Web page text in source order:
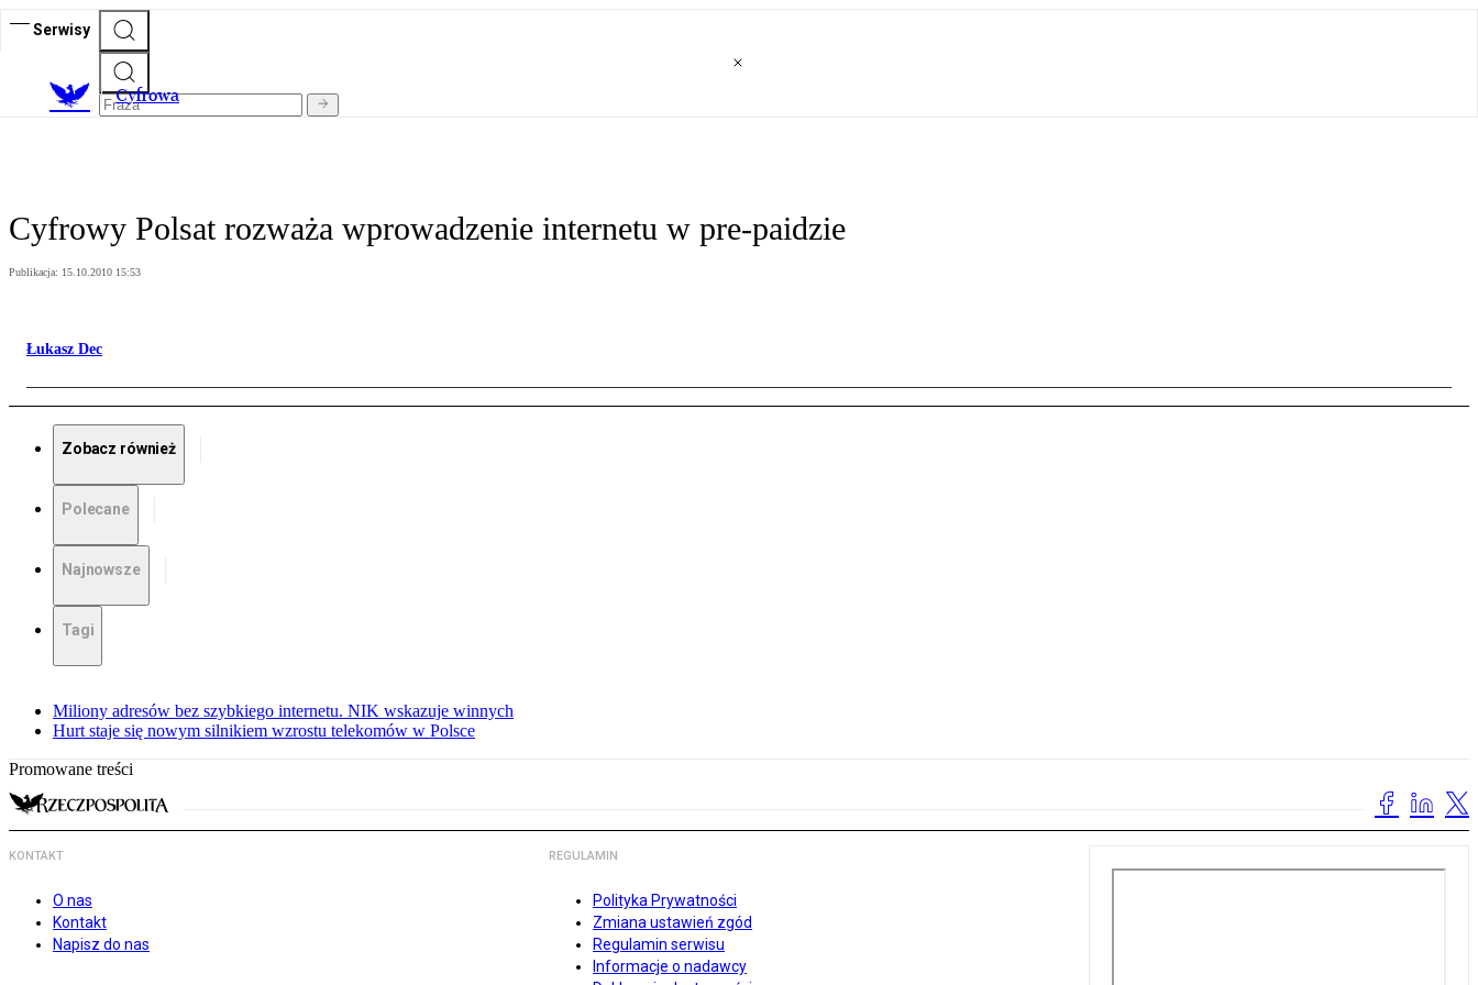
Serwisy
Cyfrowa
Cyfrowy Polsat rozważa wprowadzenie internetu w pre-paidzie
Publikacja: 15.10.2010 15:53
Łukasz Dec
Zobacz również
Polecane
Najnowsze
Tagi
Miliony adresów bez szybkiego internetu. NIK wskazuje winnych
Hurt staje się nowym silnikiem wzrostu telekomów w Polsce
Promowane treści
KONTAKT
O nas
Kontakt
Napisz do nas
REGULAMIN
Polityka Prywatności
Zmiana ustawień zgód
Regulamin serwisu
Informacje o nadawcy